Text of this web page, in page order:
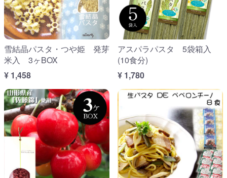
雪結晶パスタ・つや姫 発芽
米入 3ヶBOX
¥ 1,458
アスパラパスタ 5袋箱入
(10食分)
¥ 1,780